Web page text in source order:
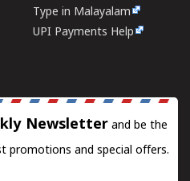
Type in Malayalam
UPI Payments Help
Newsletter and be the
promotions and special offers.